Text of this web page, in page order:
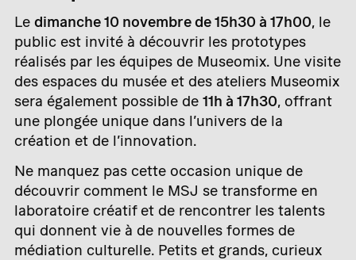
Le dimanche 10 novembre de 15h30 à 17h00, le
public est invité à découvrir les prototypes
réalisés par les équipes de Museomix. Une visite
des espaces du musée et des ateliers Museomix
sera également possible de 11h à 17h30, offrant
une plongée unique dans l’univers de la
création et de l’innovation.
Ne manquez pas cette occasion unique de
découvrir comment le MSJ se transforme en
laboratoire créatif et de rencontrer les talents
qui donnent vie à de nouvelles formes de
médiation culturelle. Petits et grands, curieux